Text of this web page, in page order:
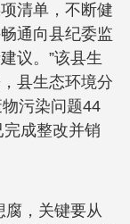
清单，不断健
通向县纪委监
议。”该县生
县生态环境分
污染问题44
成整改并销
腐，关键要从